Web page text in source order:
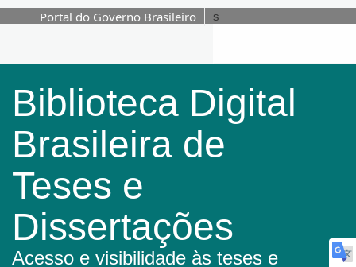
Portal do Governo Brasileiro
s
Biblioteca Digital
Brasileira de
Teses e
Dissertações
Acesso e visibilidade às teses e